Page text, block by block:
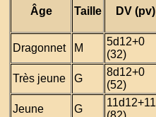
Âge Taille DV (pv)
Dragonnet M
5d12+0
(32)
Très jeune G
8d12+0
(52)
Jeune G
11d12+11